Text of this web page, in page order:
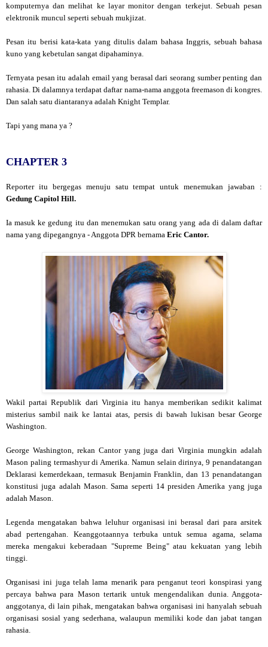
komputernya dan melihat ke layar monitor dengan terkejut. Sebuah pesan
elektronik muncul seperti sebuah mukjizat.
Pesan itu berisi kata-kata yang ditulis dalam bahasa Inggris, sebuah bahasa
kuno yang kebetulan sangat dipahaminya.
Ternyata pesan itu adalah email yang berasal dari seorang sumber penting dan
rahasia. Di dalamnya terdapat daftar nama-nama anggota freemason di kongres.
Dan salah satu diantaranya adalah Knight Templar.
Tapi yang mana ya ?
CHAPTER 3
Reporter itu bergegas menuju satu tempat untuk menemukan jawaban :
Gedung Capitol Hill.
Ia masuk ke gedung itu dan menemukan satu orang yang ada di dalam daftar
nama yang dipegangnya - Anggota DPR bernama Eric Cantor.
Wakil partai Republik dari Virginia itu hanya memberikan sedikit kalimat
misterius sambil naik ke lantai atas, persis di bawah lukisan besar George
Washington.
George Washington, rekan Cantor yang juga dari Virginia mungkin adalah
Mason paling termashyur di Amerika. Namun selain dirinya, 9 penandatangan
Deklarasi kemerdekaan, termasuk Benjamin Franklin, dan 13 penandatangan
konstitusi juga adalah Mason. Sama seperti 14 presiden Amerika yang juga
adalah Mason.
Legenda mengatakan bahwa leluhur organisasi ini berasal dari para arsitek
abad pertengahan. Keanggotaannya terbuka untuk semua agama, selama
mereka mengakui keberadaan "Supreme Being" atau kekuatan yang lebih
tinggi.
Organisasi ini juga telah lama menarik para penganut teori konspirasi yang
percaya bahwa para Mason tertarik untuk mengendalikan dunia. Anggota-
anggotanya, di lain pihak, mengatakan bahwa organisasi ini hanyalah sebuah
organisasi sosial yang sederhana, walaupun memiliki kode dan jabat tangan
rahasia.